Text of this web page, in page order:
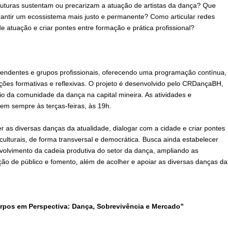
sustentam ou precarizam a atuação de artistas da dança? Que
um ecossistema mais justo e permanente? Como articular redes
atuação e criar pontes entre formação e prática profissional?
e grupos profissionais, oferecendo uma programação contínua,
formativas e reflexivas. O projeto é desenvolvido pelo CRDançaBH,
da comunidade da dança na capital mineira. As atividades e
sempre às terças-feiras, às 19h.
as diversas danças da atualidade, dialogar com a cidade e criar pontes
de forma transversal e democrática. Busca ainda estabelecer
da cadeia produtiva do setor da dança, ampliando as
de público e fomento, além de acolher e apoiar as diversas danças da
em Perspectiva: Dança, Sobrevivência e Mercado”